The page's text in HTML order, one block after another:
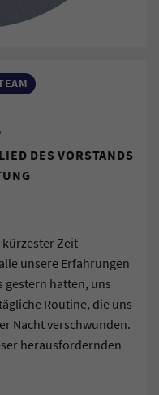
DES VORSTANDS
kürzester Zeit
unsere Erfahrungen
gestern hatten, uns
Routine, die uns
Nacht verschwunden.
herausfordernden